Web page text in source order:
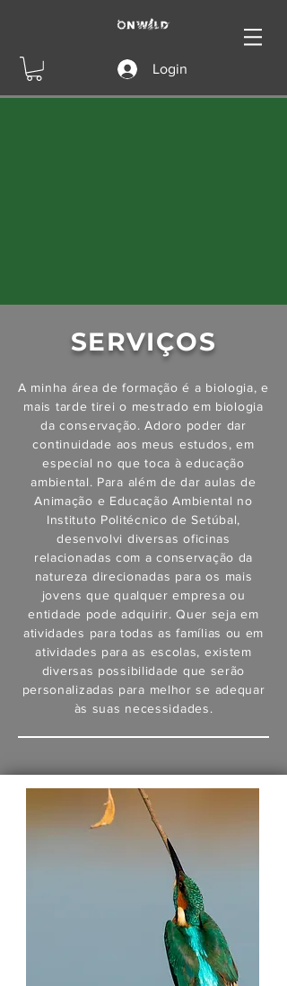
Login
SERVIÇOS
A minha área de formação é a biologia, e
mais tarde tirei o mestrado em biologia
da conservação. Adoro poder dar
continuidade aos meus estudos, em
especial no que toca à educação
ambiental. Para além de dar aulas de
Animação e Educação Ambiental no
Instituto Politécnico de Setúbal,
desenvolvi diversas oficinas
relacionadas com a conservação da
natureza direcionadas para os mais
jovens que qualquer empresa ou
entidade pode adquirir. Quer seja em
atividades para todas as famílias ou em
atividades para as escolas, existem
diversas possibilidade que serão
personalizadas para melhor se adequar
às suas necessidades.